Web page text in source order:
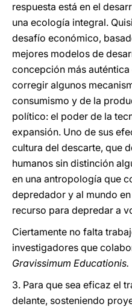
respuesta está en el
una ecología integral.
desafío económico,
mejores modelos de
concepción más
corregir algunos
consumismo y de la
político: el poder de la
expansión. Uno de sus
cultura del descarte, que
humanos sin distinción
en una antropología que
depredador y al mundo
recurso para depredar a
Ciertamente no falta
investigadores que
Gravissimum Educationis.
3. Para que sea eficaz el
delante, sosteniendo